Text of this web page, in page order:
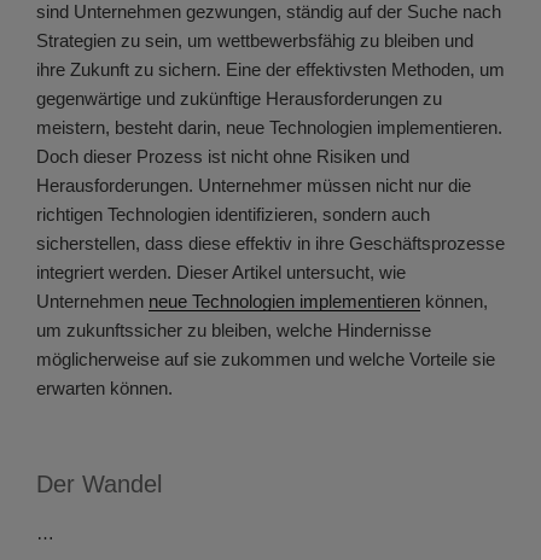
sind Unternehmen gezwungen, ständig auf der Suche nach
Strategien zu sein, um wettbewerbsfähig zu bleiben und
ihre Zukunft zu sichern. Eine der effektivsten Methoden, um
gegenwärtige und zukünftige Herausforderungen zu
meistern, besteht darin, neue Technologien implementieren.
Doch dieser Prozess ist nicht ohne Risiken und
Herausforderungen. Unternehmer müssen nicht nur die
richtigen Technologien identifizieren, sondern auch
sicherstellen, dass diese effektiv in ihre Geschäftsprozesse
integriert werden. Dieser Artikel untersucht, wie
Unternehmen neue Technologien implementieren können,
um zukunftssicher zu bleiben, welche Hindernisse
möglicherweise auf sie zukommen und welche Vorteile sie
erwarten können.
Der Wandel
…